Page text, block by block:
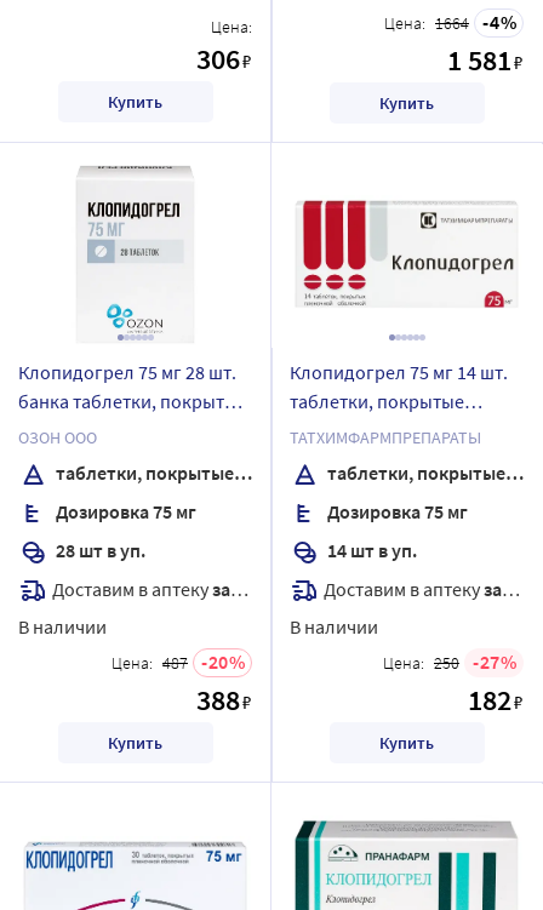
Цена:
306₽
Купить
Цена: 1664 4
1 581₽
Купить
Клопидогрел 75 мг 28 шт.
банка таблетки, покрытые
пленочной оболочкой
ОЗОН ООО
таблетки, покрытые пленочной оболочкой
Дозировка 75 мг
28 шт в уп.
Доставим в аптекузавтра
В наличии
Цена: 487 20
388₽
Купить
Клопидогрел 75 мг 14 шт.
таблетки, покрытые
пленочной оболочкой
ТАТХИМФАРМПРЕПАРАТЫ
таблетки, покрытые пленочной оболочкой
Дозировка 75 мг
14 шт в уп.
Доставим в аптекузавтра
В наличии
Цена: 250 27
182₽
Купить